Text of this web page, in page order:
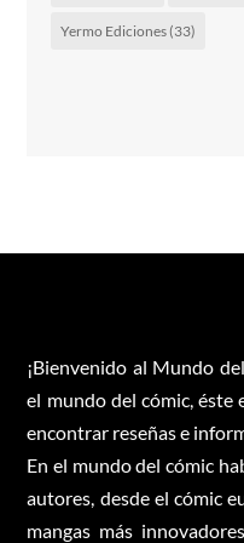
Yermo Ediciones(33)
¡Bienvenido al Mundo
el mundo del cómic,
encontrar reseñas e
En el mundo del cómic
autores, desde el cómic
mangas más